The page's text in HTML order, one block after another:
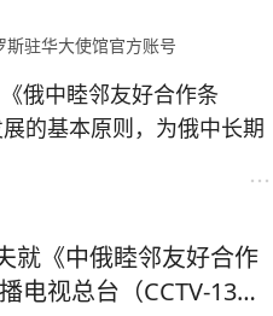
贡献，承担了日机攻击压
包括飞行员、航空教
京、桂林、兰州等中国城
革命军队向正规军转型，
放军。
战争中最早遇难的儿童
洛夫卡遭遇炮击，不幸
了顿巴斯平民悲剧的象
斯驻华大使馆官方账号
俄中睦邻友好合作条
的基本原则，为俄中长期
详见我们的系列卡片！
就《中俄睦邻友好合作
电视总台（CCTV-13）